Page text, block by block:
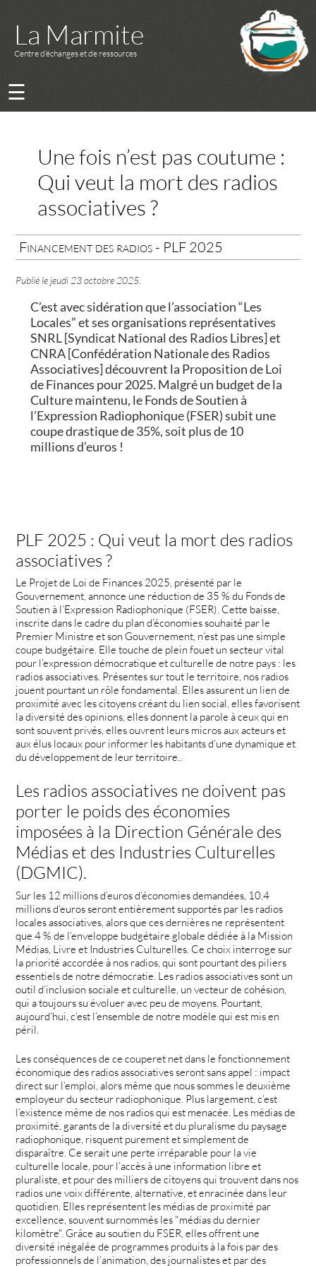
La Marmite
Centre d’échanges et de ressources
☰
Une fois n’est pas coutume :
Qui veut la mort des radios
associatives ?
Financement des radios - PLF 2025
Publié le jeudi 23 octobre 2025
C’est avec sidération que l’association “Les
Locales” et ses organisations représentatives
SNRL [Syndicat National des Radios Libres] et
CNRA [Confédération Nationale des Radios
Associatives] découvrent la Proposition de Loi
de Finances pour 2025. Malgré un budget de la
Culture maintenu, le Fonds de Soutien à
l’Expression Radiophonique (FSER) subit une
coupe drastique de 35%, soit plus de 10
millions d’euros !
PLF 2025 : Qui veut la mort des radios
associatives ?
Le Projet de Loi de Finances 2025, présenté par le
Gouvernement, annonce une réduction de 35 % du Fonds de
Soutien à l’Expression Radiophonique (FSER). Cette baisse,
inscrite dans le cadre du plan d’économies souhaité par le
Premier Ministre et son Gouvernement, n’est pas une simple
coupe budgétaire. Elle touche de plein fouet un secteur vital
pour l’expression démocratique et culturelle de notre pays : les
radios associatives. Présentes sur tout le territoire, nos radios
jouent pourtant un rôle fondamental. Elles assurent un lien de
proximité avec les citoyens créant du lien social, elles favorisent
la diversité des opinions, elles donnent la parole à ceux qui en
sont souvent privés, elles ouvrent leurs micros aux acteurs et
aux élus locaux pour informer les habitants d’une dynamique et
du développement de leur territoire..
Les radios associatives ne doivent pas
porter le poids des économies
imposées à la Direction Générale des
Médias et des Industries Culturelles
(DGMIC).
Sur les 12 millions d’euros d’économies demandées, 10,4
millions d’euros seront entièrement supportés par les radios
locales associatives, alors que ces dernières ne représentent
que 4 % de l’enveloppe budgétaire globale dédiée à la Mission
Médias, Livre et Industries Culturelles. Ce choix interroge sur
la priorité accordée à nos radios, qui sont pourtant des piliers
essentiels de notre démocratie. Les radios associatives sont un
outil d’inclusion sociale et culturelle, un vecteur de cohésion,
qui a toujours su évoluer avec peu de moyens. Pourtant,
aujourd’hui, c’est l’ensemble de notre modèle qui est mis en
péril.
Les conséquences de ce couperet net dans le fonctionnement
économique des radios associatives seront sans appel : impact
direct sur l’emploi, alors même que nous sommes le deuxième
employeur du secteur radiophonique. Plus largement, c’est
l’existence même de nos radios qui est menacée. Les médias de
proximité, garants de la diversité et du pluralisme du paysage
radiophonique, risquent purement et simplement de
disparaître. Ce serait une perte irréparable pour la vie
culturelle locale, pour l’accès à une information libre et
pluraliste, et pour des milliers de citoyens qui trouvent dans nos
radios une voix différente, alternative, et enracinée dans leur
quotidien. Elles représentent les médias de proximité par
excellence, souvent surnommés les "médias du dernier
kilomètre". Grâce au soutien du FSER, elles offrent une
diversité inégalée de programmes produits à la fois par des
professionnels de l’animation, des journalistes et par des